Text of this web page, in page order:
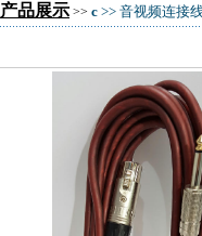
产品展示 >> c >> 音视频连接